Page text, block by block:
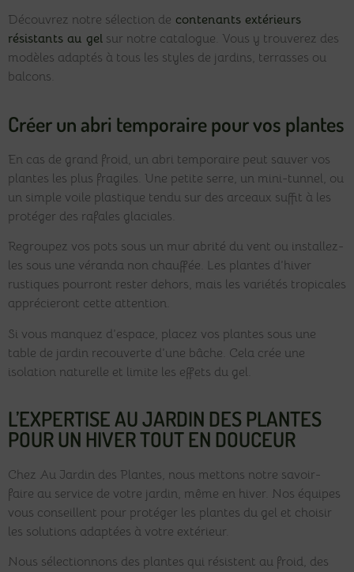
Découvrez notre sélection de contenants extérieurs
résistants au gel sur notre catalogue. Vous y trouverez des
modèles adaptés à tous les styles de jardins, terrasses ou
balcons.
Créer un abri temporaire pour vos plantes
En cas de grand froid, un abri temporaire peut sauver vos
plantes les plus fragiles. Une petite serre, un mini-tunnel, ou
un simple voile plastique tendu sur des arceaux suffit à les
protéger des rafales glaciales.
Regroupez vos pots sous un mur abrité du vent ou installez-
les sous une véranda non chauffée. Les plantes d’hiver
rustiques pourront rester dehors, mais les variétés tropicales
apprécieront cette attention.
Si vous manquez d’espace, placez vos plantes sous une
table de jardin recouverte d’une bâche. Cela crée une
isolation naturelle et limite les effets du gel.
L’EXPERTISE AU JARDIN DES PLANTES
POUR UN HIVER TOUT EN DOUCEUR
Chez Au Jardin des Plantes, nous mettons notre savoir-
faire au service de votre jardin, même en hiver. Nos équipes
vous conseillent pour protéger les plantes du gel et choisir
les solutions adaptées à votre extérieur.
Nous sélectionnons des plantes qui résistent au froid, des